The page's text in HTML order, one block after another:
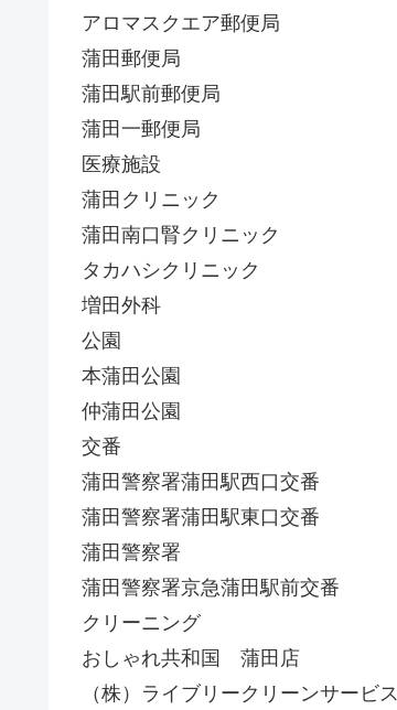
アロマスクエア郵便局
蒲田郵便局
蒲田駅前郵便局
蒲田一郵便局
医療施設
蒲田クリニック
蒲田南口腎クリニック
タカハシクリニック
増田外科
公園
本蒲田公園
仲蒲田公園
交番
蒲田警察署蒲田駅西口交番
蒲田警察署蒲田駅東口交番
蒲田警察署
蒲田警察署京急蒲田駅前交番
クリーニング
おしゃれ共和国 蒲田店
（株）ライブリークリーンサービス